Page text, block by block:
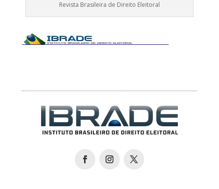
Revista Brasileira de Direito Eleitoral